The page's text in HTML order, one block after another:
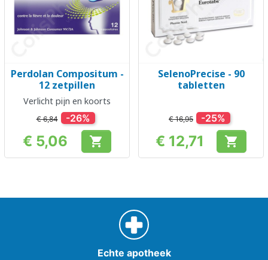
Perdolan Compositum -
12 zetpillen
Verlicht pijn en koorts
€ 6,84 -26%
Prijs
€ 5,06 
SelenoPrecise - 90
tabletten
€ 16,95 -25%
Prijs
€ 12,71 
Echte apotheek